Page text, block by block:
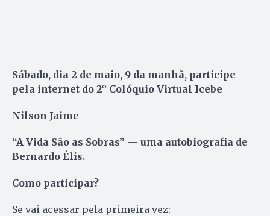
Sábado, dia 2 de maio, 9 da manhã, participe
pela internet do 2° Colóquio Virtual Icebe
Nilson Jaime
“A Vida São as Sobras” — uma autobiografia de
Bernardo Élis.
Como participar?
Se vai acessar pela primeira vez: